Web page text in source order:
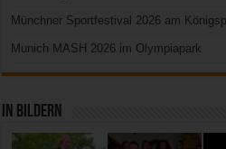
Münchner Sportfestival 2026 am
Munich MASH 2026 im Olympiapark
In Bildern